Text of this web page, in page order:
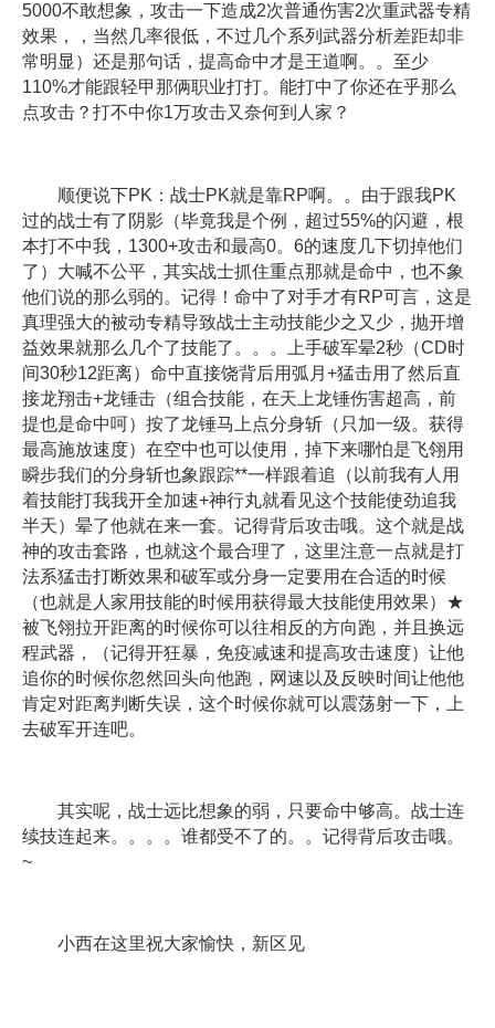
5000不敢想象，攻击一下造成2次普通伤害2次重武器专精
效果，，当然几率很低，不过几个系列武器分析差距却非
常明显）还是那句话，提高命中才是王道啊。。至少
110%才能跟轻甲那俩职业打打。能打中了你还在乎那么
点攻击？打不中你1万攻击又奈何到人家？
顺便说下PK：战士PK就是靠RP啊。。由于跟我PK
过的战士有了阴影（毕竟我是个例，超过55%的闪避，根
本打不中我，1300+攻击和最高0。6的速度几下切掉他们
了）大喊不公平，其实战士抓住重点那就是命中，也不象
他们说的那么弱的。记得！命中了对手才有RP可言，这是
真理强大的被动专精导致战士主动技能少之又少，抛开增
益效果就那么几个了技能了。。。上手破军晕2秒（CD时
间30秒12距离）命中直接饶背后用弧月+猛击用了然后直
接龙翔击+龙锤击（组合技能，在天上龙锤伤害超高，前
提也是命中呵）按了龙锤马上点分身斩（只加一级。获得
最高施放速度）在空中也可以使用，掉下来哪怕是飞翎用
瞬步我们的分身斩也象跟踪**一样跟着追（以前我有人用
着技能打我我开全加速+神行丸就看见这个技能使劲追我
半天）晕了他就在来一套。记得背后攻击哦。这个就是战
神的攻击套路，也就这个最合理了，这里注意一点就是打
法系猛击打断效果和破军或分身一定要用在合适的时候
（也就是人家用技能的时候用获得最大技能使用效果）★
被飞翎拉开距离的时候你可以往相反的方向跑，并且换远
程武器，（记得开狂暴，免疫减速和提高攻击速度）让他
追你的时候你忽然回头向他跑，网速以及反映时间让他他
肯定对距离判断失误，这个时候你就可以震荡射一下，上
去破军开连吧。
其实呢，战士远比想象的弱，只要命中够高。战士连
续技连起来。。。。谁都受不了的。。记得背后攻击哦。
~
小西在这里祝大家愉快，新区见